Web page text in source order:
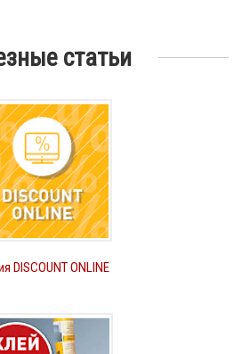
статьи
DISCOUNT ONLINE